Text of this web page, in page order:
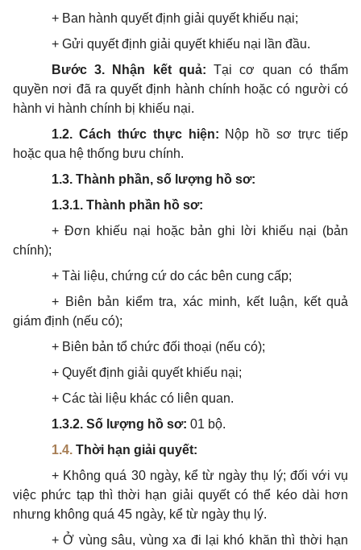
+ Ban hành quyết định giải quyết khiếu nại;
+ Gửi quyết định giải quyết khiếu nại lần đầu.
Bước 3. Nhận kết quả: Tại cơ quan có thẩm
quyền nơi đã ra quyết định hành chính hoặc có người có
hành vi hành chính bị khiếu nại.
1.2. Cách thức thực hiện: Nộp hồ sơ trực tiếp
hoặc qua hệ thống bưu chính.
1.3. Thành phần, số lượng hồ sơ:
1.3.1. Thành phần hồ sơ:
+ Đơn khiếu nại hoặc bản ghi lời khiếu nại (bản
chính);
+ Tài liệu, chứng cứ do các bên cung cấp;
+ Biên bản kiểm tra, xác minh, kết luận, kết quả
giám định (nếu có);
+ Biên bản tổ chức đối thoại (nếu có);
+ Quyết định giải quyết khiếu nại;
+ Các tài liệu khác có liên quan.
1.3.2. Số lượng hồ sơ: 01 bộ.
1.4. Thời hạn giải quyết:
+ Không quá 30 ngày, kể từ ngày thụ lý; đối với vụ
việc phức tạp thì thời hạn giải quyết có thể kéo dài hơn
nhưng không quá 45 ngày, kể từ ngày thụ lý.
+ Ở vùng sâu, vùng xa đi lại khó khăn thì thời hạn